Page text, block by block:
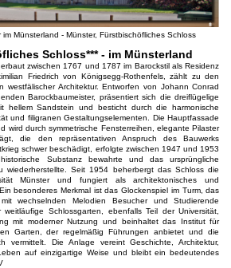
Münsterland - Münster, Fürstbischöfliches Schloss
Schloss*** - im Münsterland
zwischen 1767 und 1787 im Barockstil als Residenz
Friedrich von Königsegg-Rothenfels, zählt zu den
westfälischer Architektur. Entworfen von Johann Conrad
Barockbaumeister, präsentiert sich die dreiflügelige
hellem Sandstein und besticht durch die harmonische
und filigranen Gestaltungselementen. Die Hauptfassade
wird durch symmetrische Fensterreihen, elegante Pilaster
die den repräsentativen Anspruch des Bauwerks
schwer beschädigt, erfolgte zwischen 1947 und 1953
Substanz bewahrte und das ursprüngliche
wiederherstellte. Seit 1954 beherbergt das Schloss die
Münster und fungiert als architektonisches und
besonderes Merkmal ist das Glockenspiel im Turm, das
wechselnden Melodien Besucher und Studierende
Schlossgarten, ebenfalls Teil der Universität,
mit moderner Nutzung und beinhaltet das Institut für
Garten, der regelmäßig Führungen anbietet und die
vermittelt. Die Anlage vereint Geschichte, Architektur,
auf einzigartige Weise und bleibt ein bedeutendes